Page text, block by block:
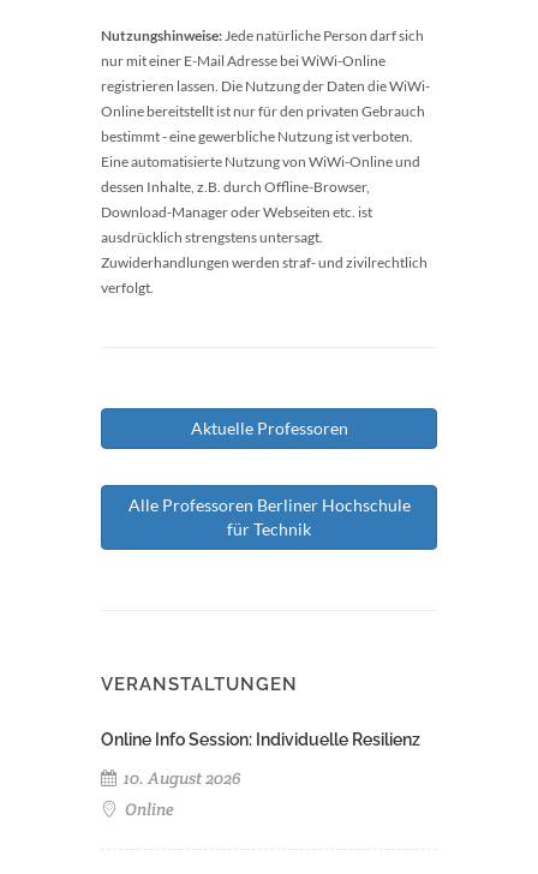
Nutzungshinweise:Jede natürliche Person darf sich
nur mit einer E-Mail Adresse bei WiWi-Online
registrieren lassen. Die Nutzung der Daten die WiWi-
Online bereitstellt ist nur für den privaten Gebrauch
bestimmt - eine gewerbliche Nutzung ist verboten.
Eine automatisierte Nutzung von WiWi-Online und
dessen Inhalte, z.B. durch Offline-Browser,
Download-Manager oder Webseiten etc. ist
ausdrücklich strengstens untersagt.
Zuwiderhandlungen werden straf- und zivilrechtlich
verfolgt.
Aktuelle Professoren
Alle Professoren Berliner Hochschule
für Technik
VERANSTALTUNGEN
Online Info Session: Individuelle Resilienz
10. August 2026
Online